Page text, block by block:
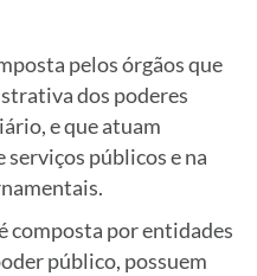
pelos órgãos que
dos poderes
e que atuam
públicos e na
composta por entidades
público, possuem